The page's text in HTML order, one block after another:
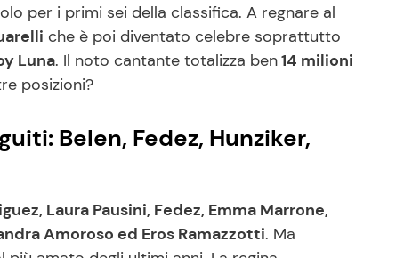
per i primi sei della classifica. A regnare al
che è poi diventato celebre soprattutto
Luna. Il noto cantante totalizza ben14 milioni
posizioni?
Belen, Fedez, Hunziker,
, Laura Pausini, Fedez, Emma Marrone,
Amoroso ed Eros Ramazzotti. Ma